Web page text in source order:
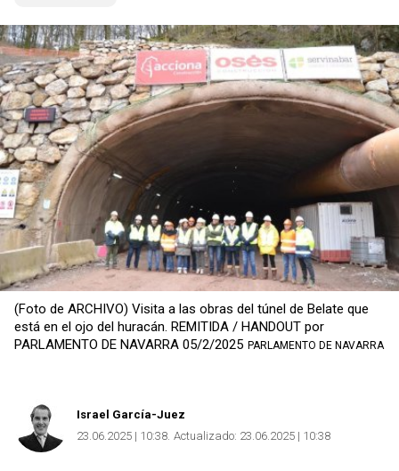
Copiar
(Foto de ARCHIVO) Visita a las obras del túnel de Belate que
está en el ojo del huracán. REMITIDA / HANDOUT por
PARLAMENTO DE NAVARRA 05/2/2025 PARLAMENTO DE NAVARRA
Israel García-Juez
23.06.2025 | 10:38 Actualizado: 23.06.2025 | 10:38